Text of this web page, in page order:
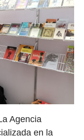
Agencia
en la